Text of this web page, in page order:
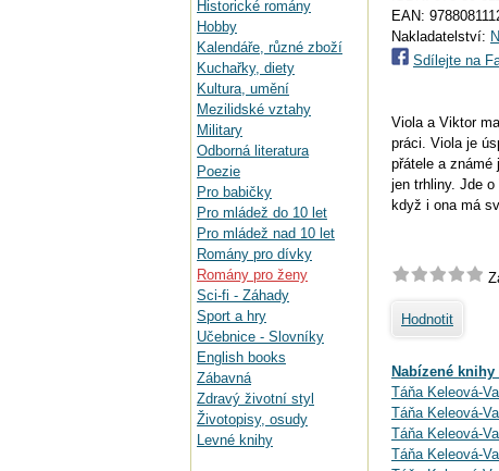
Historické romány
Hobby
Kalendáře, různé zboží
Kuchařky, diety
Kultura, umění
Mezilidské vztahy
Military
Odborná literatura
Poezie
Pro babičky
Pro mládež do 10 let
Pro mládež nad 10 let
Romány pro dívky
Romány pro ženy
Sci-fi - Záhady
Sport a hry
Učebnice - Slovníky
English books
Zábavná
Zdravý životní styl
Životopisy, osudy
Levné knihy
EAN:
Nakladatelství:
Sdílejte na
Viola a Viktor
práci. Viola je
přátele a
jen trhliny. Jde
když i ona má
Hodnotit
Nabízené
Táňa Keleová-
Táňa Keleová-
Táňa Keleová-
Táňa Keleová-